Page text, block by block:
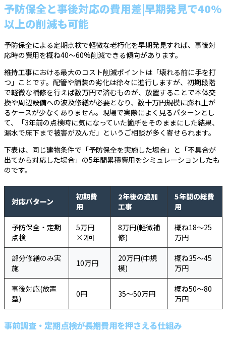
予防保全と事後対応の費用差|早期発見で40%
以上の削減も可能
予防保全による定期点検で軽微な老朽化を早期発見すれば、事後対
応時の費用を概ね40〜60%削減できる傾向があります。
維持工事における最大のコスト削減ポイントは「壊れる前に手を打
つ」ことです。配管や舗装の劣化は徐々に進行しますが、初期段階
で軽微な補修を行えば数万円で済むものが、放置することで本体交
換や周辺設備への波及修繕が必要となり、数十万円規模に膨れ上が
るケースが少なくありません。現場で実際によく見るパターンとし
て、「3年前の点検時に気になっていた箇所をそのままにした結果、
漏水で床下まで被害が及んだ」というご相談が多く寄せられます。
下表は、同じ建物条件で「予防保全を実施した場合」と「不具合が
出てから対応した場合」の5年間累積費用をシミュレーションしたも
のです。
対応パターン
初期費
用
2年後の追加
工事
5年間の総費
用
予防保全・定期
点検
5万円
×2回
8万円(軽微補
修)
概ね18〜25
万円
部分修繕のみ実
施
10万円
20万円(中規
模)
概ね35〜45
万円
事後対応(放置
型)
0円 35〜50万円
概ね50〜80
万円
事前調査・定期点検が長期費用を押さえる仕組み